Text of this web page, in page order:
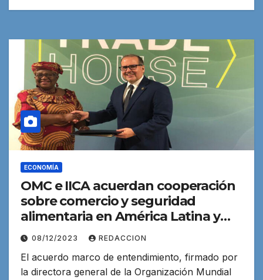
ECONOMÍA
OMC e IICA acuerdan cooperación
sobre comercio y seguridad
alimentaria en América Latina y
Caribe
08/12/2023 REDACCION
El acuerdo marco de entendimiento, firmado por
la directora general de la Organización Mundial